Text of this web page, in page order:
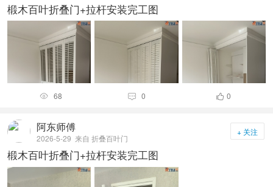
椴木百叶折叠门+拉杆安装完工图
 68  0  0
阿东师傅
2026-5-29 来自 折叠百叶门
+ 关注
椴木百叶折叠门+拉杆安装完工图